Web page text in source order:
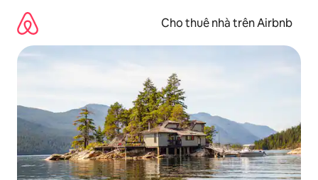
dung
Cho thuê nhà trên Airbnb